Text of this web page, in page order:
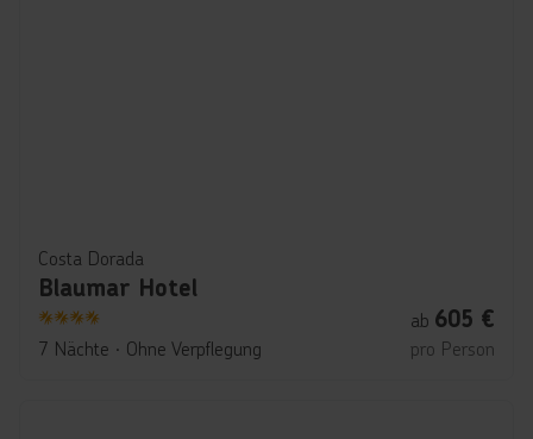
Costa Dorada
Blaumar Hotel
4
7 Nächte ∙ Ohne Verpflegung
ab 605 €
pro Person